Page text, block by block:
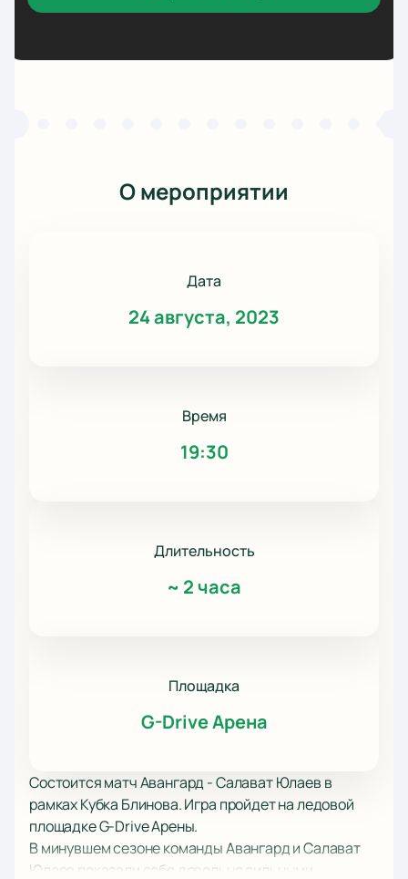
О мероприятии
Дата
24 августа, 2023
Время
19:30
Длительность
~ 2 часа
Площадка
G-Drive Арена
Состоится матч Авангард - Салават Юлаев в
рамках Кубка Блинова. Игра пройдет на ледовой
площадке G-Drive Арены.
В минувшем сезоне команды Авангард и Салават
Юлаев показали себя довольно сильными